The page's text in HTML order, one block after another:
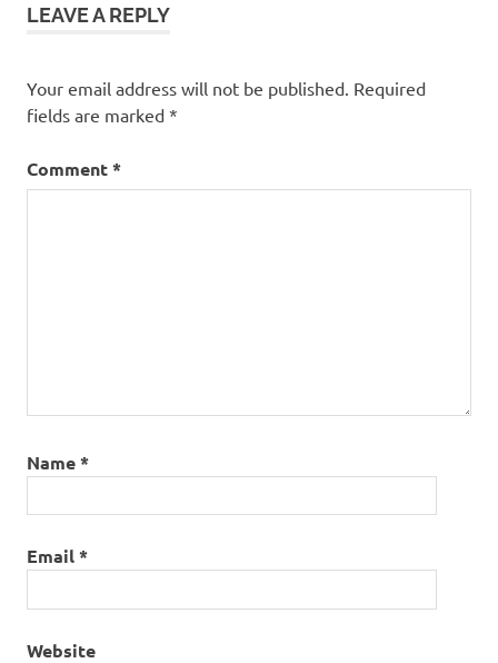
LEAVE A REPLY
Your email address will not be published. Required
fields are marked *
Comment*
Name*
Email*
Website